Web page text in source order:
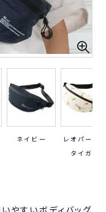
ネイビー
レオパード
タイガー
やすいボディバッグ